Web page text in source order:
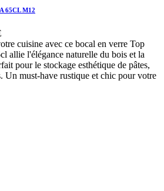
65CL M12
cuisine avec ce bocal en verre Top
allie l'élégance naturelle du bois et la
pour le stockage esthétique de pâtes,
Un must-have rustique et chic pour votre